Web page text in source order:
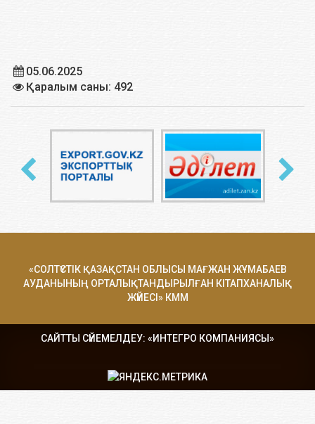
05.06.2025
Қаралым саны: 492
«СОЛТҮСТІК ҚАЗАҚСТАН ОБЛЫСЫ МАҒЖАН ЖҰМАБАЕВ
АУДАНЫНЫҢ ОРТАЛЫҚТАНДЫРЫЛҒАН КІТАПХАНАЛЫҚ
ЖҮЙЕСІ» КММ
САЙТТЫ СҮЙЕМЕЛДЕУ: «ИНТЕГРО КОМПАНИЯСЫ»